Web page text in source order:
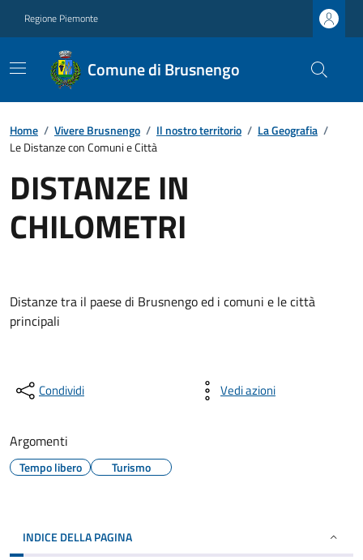
Regione Piemonte
Comune di Brusnengo
Home / Vivere Brusnengo / Il nostro territorio / La Geografia /
Le Distanze con Comuni e Città
DISTANZE IN
CHILOMETRI
Distanze tra il paese di Brusnengo ed i comuni e le città
principali
Condividi Vedi azioni
Argomenti
Tempo libero Turismo
INDICE DELLA PAGINA